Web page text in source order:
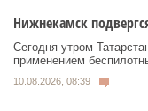
Нижнекамск
Сегодня утром
применением
10.08.2026, 08:39